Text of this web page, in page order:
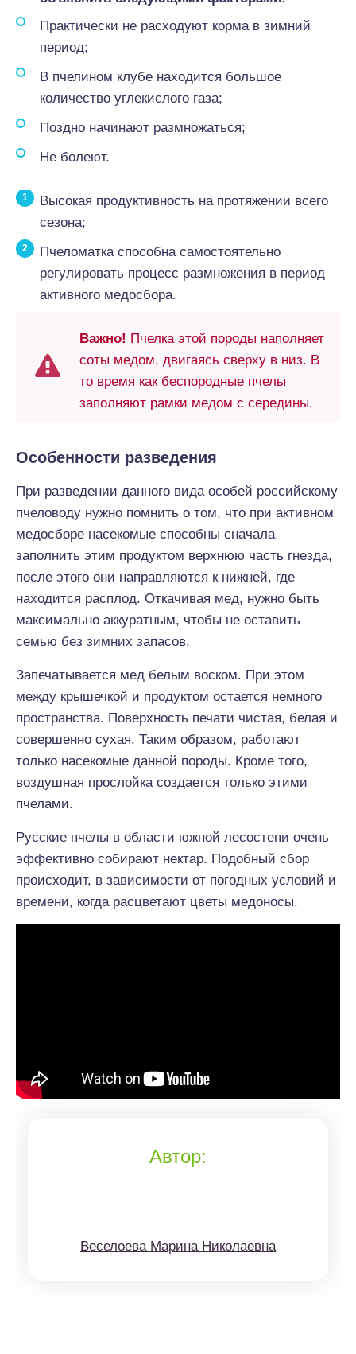
Практически не расходуют корма в зимний
период;
В пчелином клубе находится большое
количество углекислого газа;
Поздно начинают размножаться;
Не болеют.
Высокая продуктивность на протяжении всего
сезона;
Пчеломатка способна самостоятельно
регулировать процесс размножения в период
активного медосбора.
Важно! Пчелка этой породы наполняет
соты медом, двигаясь сверху в низ. В
то время как беспородные пчелы
заполняют рамки медом с середины.
Особенности разведения
При разведении данного вида особей российскому
пчеловоду нужно помнить о том, что при активном
медосборе насекомые способны сначала
заполнить этим продуктом верхнюю часть гнезда,
после этого они направляются к нижней, где
находится расплод. Откачивая мед, нужно быть
максимально аккуратным, чтобы не оставить
семью без зимних запасов.
Запечатывается мед белым воском. При этом
между крышечкой и продуктом остается немного
пространства. Поверхность печати чистая, белая и
совершенно сухая. Таким образом, работают
только насекомые данной породы. Кроме того,
воздушная прослойка создается только этими
пчелами.
Русские пчелы в области южной лесостепи очень
эффективно собирают нектар. Подобный сбор
происходит, в зависимости от погодных условий и
времени, когда расцветают цветы медоносы.
Автор:
Веселоева Марина Николаевна